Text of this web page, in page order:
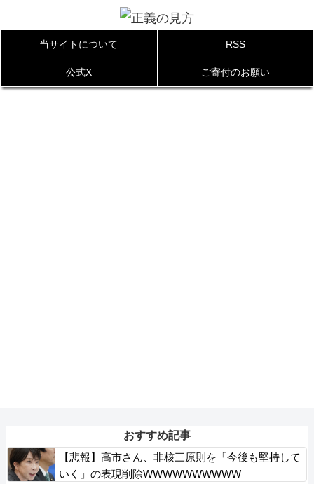
当サイトについて RSS
公式X ご寄付のお願い
おすすめ記事
【悲報】高市さん、非核三原則を「今後も堅持して
いく」の表現削除WWWWWWWWWW